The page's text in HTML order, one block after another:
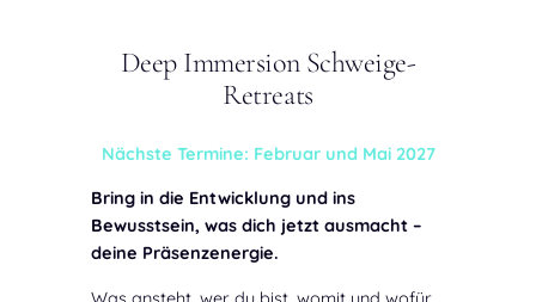
Deep Immersion Schweige-
Retreats
Nächste Termine: Februar und Mai 2027
Bring in die Entwicklung und ins
Bewusstsein, was dich jetzt ausmacht –
deine Präsenzenergie.